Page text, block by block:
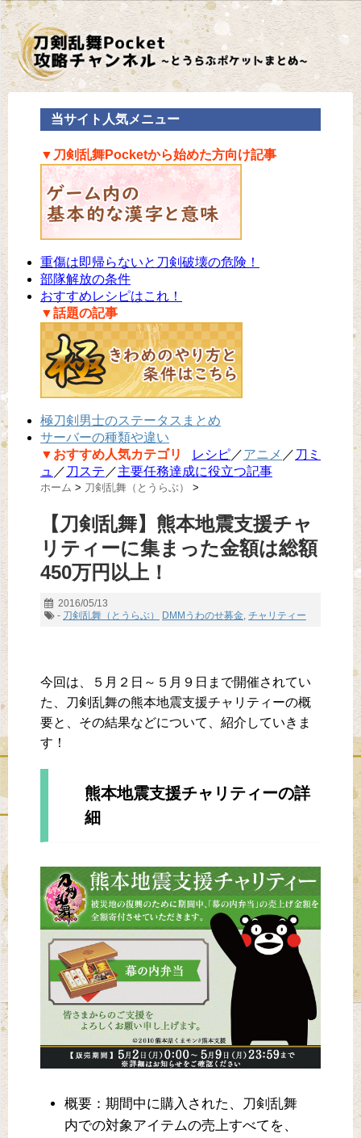
当サイト人気メニュー
▼刀剣乱舞Pocketから始めた方向け記事
重傷は即帰らないと刀剣破壊の危険！
部隊解放の条件
おすすめレシピはこれ！
▼話題の記事
極刀剣男士のステータスまとめ
サーバーの種類や違い
▼おすすめ人気カテゴリ
レシピ／アニメ ／ 刀ミ
ュ ／ 刀ステ ／主要任務達成に役立つ記事
ホーム > 刀剣乱舞（とうらぶ） >
【刀剣乱舞】熊本地震支援チャ
リティーに集まった金額は総額
450万円以上！
2016/05/13
- 刀剣乱舞（とうらぶ） DMMうわのせ募金, チャリティー
今回は、５月２日～５月９日まで開催されてい
た、刀剣乱舞の熊本地震支援チャリティーの概
要と、その結果などについて、紹介していきま
す！
熊本地震支援チャリティーの詳
細
概要：期間中に購入された、刀剣乱舞
内での対象アイテムの売上すべてを、